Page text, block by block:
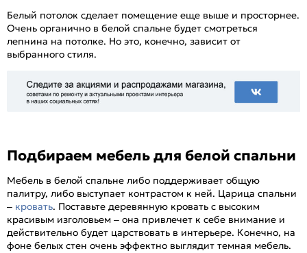
Белый потолок сделает помещение еще выше и просторнее.
Очень органично в белой спальне будет смотреться
лепнина на потолке. Но это, конечно, зависит от
выбранного стиля.
Подбираем мебель для белой спальни
Мебель в белой спальне либо поддерживает общую
палитру, либо выступает контрастом к ней. Царица спальни
– кровать. Поставьте деревянную кровать с высоким
красивым изголовьем – она привлечет к себе внимание и
действительно будет царствовать в интерьере. Конечно, на
фоне белых стен очень эффектно выглядит темная мебель.